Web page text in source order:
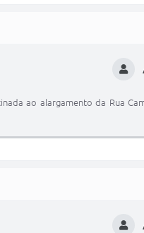
ao alargamento da Rua